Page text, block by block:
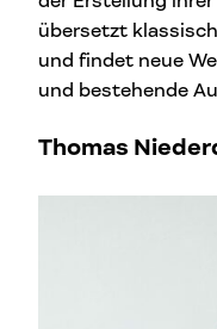
übersetzt
und findet neue
und bestehende
Thomas